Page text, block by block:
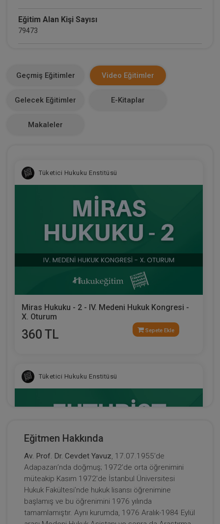
Eğitim Alan Kişi Sayısı
79473
0
Geçmiş Eğitimler Video Eğitimler
Gelecek Eğitimler E-Kitaplar
Makaleler
Tüketici Hukuku Enstitüsü
Miras Hukuku - 2 - IV. Medeni Hukuk Kongresi -
X. Oturum
360 TL Sepete Ekle
Tüketici Hukuku Enstitüsü
Fütürist Hukuk - IV. Medeni Hukuk Kongresi - XI.
Oturum
Eğitmen Hakkında
Av. Prof. Dr. Cevdet Yavuz, 17.07.1955’de
Adapazarı’nda doğmuş; 1972’de orta öğrenimini
müteakip Kasım 1972’de İstanbul Üniversitesi
Hukuk Fakültesi’nde hukuk lisansı öğrenimine
başlamış ve bu öğrenimini 1976 yılında
tamamlamıştır. Aynı kurumda, 1976 Aralık-1984 Eylül